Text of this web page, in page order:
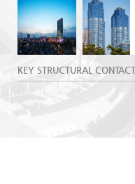
KEY STRUCTURAL